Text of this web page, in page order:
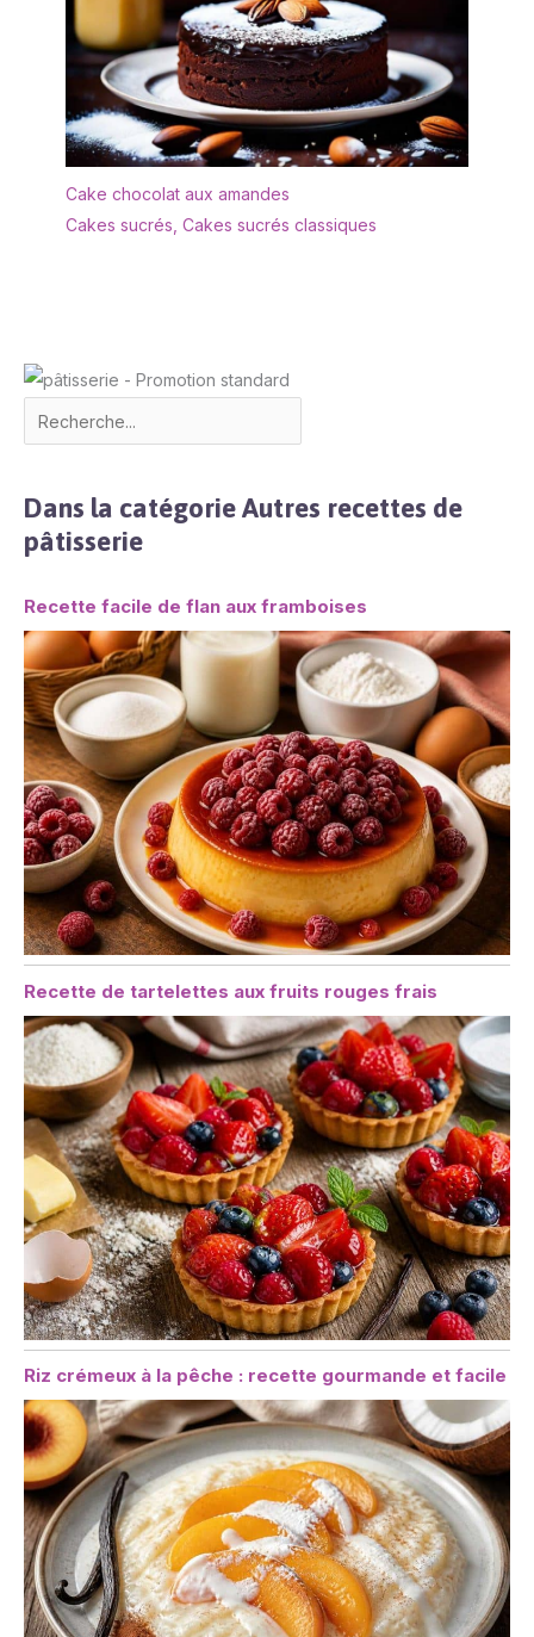
Cake chocolat aux amandes
Cakes sucrés Cakes sucrés classiques
Dans la catégorie Autres recettes de
pâtisserie
Recette facile de flan aux framboises
Recette de tartelettes aux fruits rouges frais
Riz crémeux à la pêche : recette gourmande et facile